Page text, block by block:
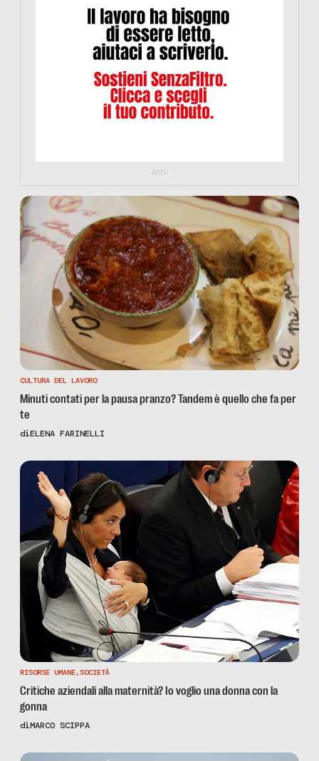
Adv
CULTURA DEL LAVORO
Minuti contati per la pausa pranzo? Tandem è quello che fa per
te
diELENA FARINELLI
RISORSE UMANE, SOCIETÀ
Critiche aziendali alla maternità? Io voglio una donna con la
gonna
diMARCO SCIPPA